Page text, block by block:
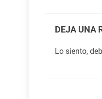
DEJA UNA
Lo siento,